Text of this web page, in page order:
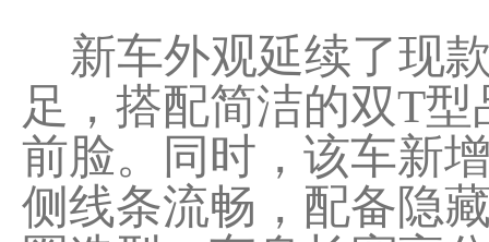
新车外观延续了现
足，搭配简洁的双T
前脸。同时，该车新
侧线条流畅，配备隐